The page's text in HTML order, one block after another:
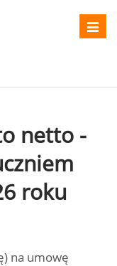
netto -
roku
na umowę